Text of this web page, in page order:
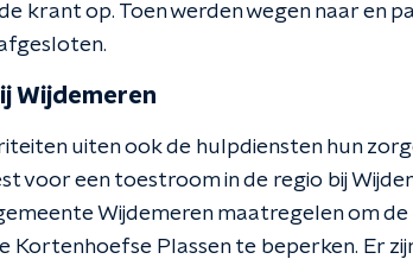
krant op. Toen werden wegen naar en
Wijdemeren
uiten ook de hulpdiensten hun
voor een toestroom in de regio bij
Wijdemeren maatregelen om
Kortenhoefse Plassen te beperken. Er